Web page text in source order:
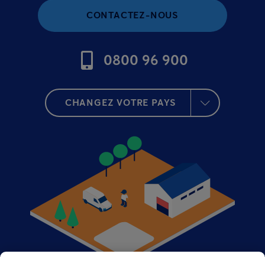
CONTACTEZ-NOUS
0800 96 900
CHANGEZ VOTRE PAYS